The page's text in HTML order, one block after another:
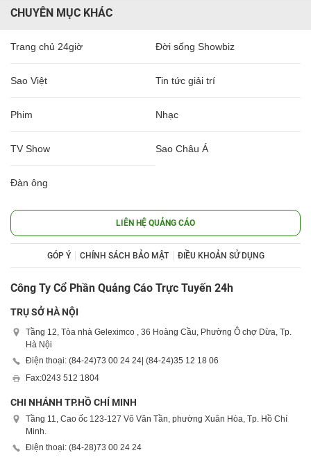
CHUYÊN MỤC KHÁC
Trang chủ 24giờ Đời sống Showbiz
Sao Việt Tin tức giải trí
Phim Nhạc
TV Show Sao Châu Á
Đàn ông
LIÊN HỆ QUẢNG CÁO
GÓP Ý CHÍNH SÁCH BẢO MẬT ĐIỀU KHOẢN SỬ DỤNG
Công Ty Cổ Phần Quảng Cáo Trực Tuyến 24h
TRỤ SỞ HÀ NỘI
Tầng 12, Tòa nhà Geleximco , 36 Hoàng Cầu, Phường Ô chợ Dừa, Tp.
Hà Nội
Điện thoại: (84-24)73 00 24 24| (84-24)35 12 18 06
Fax:0243 512 1804
CHI NHÁNH TP.HỒ CHÍ MINH
Tầng 11, Cao ốc 123-127 Võ Văn Tần, phường Xuân Hòa, Tp. Hồ Chí
Minh.
Điện thoại: (84-28)73 00 24 24